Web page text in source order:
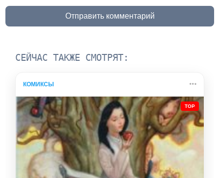
Отправить комментарий
СЕЙЧАС ТАКЖЕ СМОТРЯТ:
КОМИКСЫ
TOP